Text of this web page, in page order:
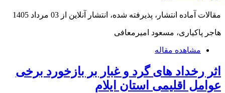
مقالات آماده انتشار، پذیرفته شده، انتشار آنلاین از 03 مرداد 1405
هاجر پاکیاری، مسعود امیرمعافی
مشاهده مقاله
اثر رخداد های گرد و غبار بر بازخورد برخی
عوامل اقلیمی استان ایلام